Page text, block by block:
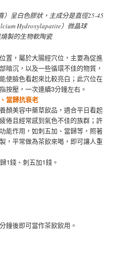
）呈白色膠狀，主成分是直徑25-45
Hydroxylapatite）微晶球
燒製的生物軟陶瓷
置，屬於大腸經穴位，主要為促進
暗沉，以及一些循環不佳的物質，
使臉色看起來比較亮白；此穴位在
按壓，一次連續3分鐘左右。
當歸抗衰老
顏美容中藥草飲品，適合平日看起
倦且經常感到氣色不佳的族群；許
能作用，如刺五加、當歸等，照著
，平常做為茶飲來喝，即可讓人重
1錢、刺五加1錢。
鐘後即可當作茶飲飲用。